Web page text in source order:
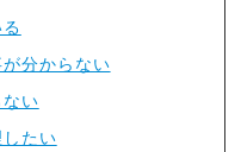
分からない
い
たい